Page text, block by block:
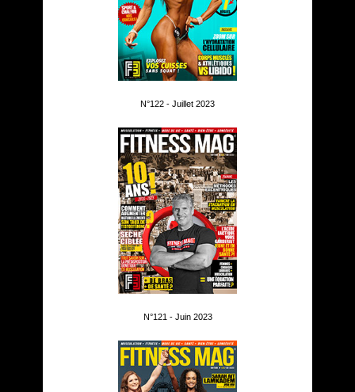
N°122 - Juillet 2023
N°121 - Juin 2023